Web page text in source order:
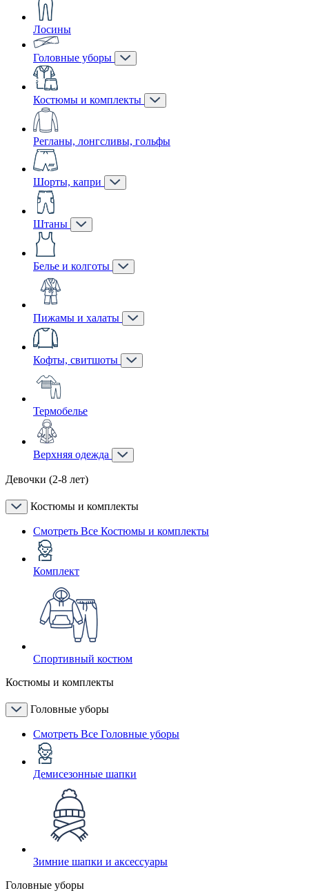
Лосины
Головные уборы
Костюмы и комплекты
Регланы, лонгсливы, гольфы
Шорты, капри
Штаны
Белье и колготы
Пижамы и халаты
Кофты, свитшоты
Термобелье
Верхняя одежда
Девочки (2-8 лет)
Костюмы и комплекты
Смотреть Все Костюмы и комплекты
Комплект
Спортивный костюм
Костюмы и комплекты
Головные уборы
Смотреть Все Головные уборы
Демисезонные шапки
Зимние шапки и аксессуары
Головные уборы